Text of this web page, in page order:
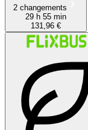
2 changements
29 h 55 min
131,96 €